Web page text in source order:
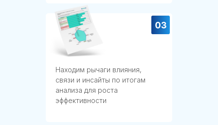
Находим рычаги влияния,
связи и инсайты по итогам
анализа для роста
эффективности